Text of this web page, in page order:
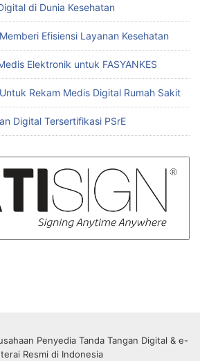
di Dunia Kesehatan
Efisiensi Layanan Kesehatan
Elektronik untuk FASYANKES
Rekam Medis Digital Rumah Sakit
Digital Tersertifikasi PSrE
Penyedia Tanda Tangan Digital & e-
Resmi di Indonesia